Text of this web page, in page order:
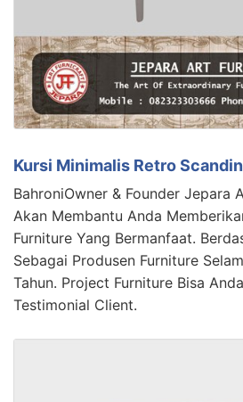
Kursi Minimalis Retro
BahroniOwner & Founder Jepara
Akan Membantu Anda
Furniture Yang Bermanfaat.
Sebagai Produsen Furniture
Tahun. Project Furniture Bisa
Testimonial Client.